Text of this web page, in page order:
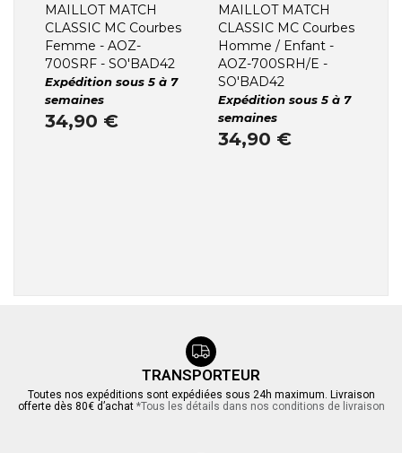
MAILLOT MATCH
CLASSIC MC Courbes
Femme - AOZ-
700SRF - SO'BAD42
Expédition sous 5 à 7
semaines
34,90 €
MAILLOT MATCH
CLASSIC MC Courbes
Homme / Enfant -
AOZ-700SRH/E -
SO'BAD42
Expédition sous 5 à 7
semaines
34,90 €
TRANSPORTEUR
Toutes nos expéditions sont expédiées sous 24h maximum. Livraison
offerte dès 80€ d’achat *Tous les détails dans nos conditions de livraison